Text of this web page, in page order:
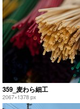
359_麦わら細工
2067×1378 px